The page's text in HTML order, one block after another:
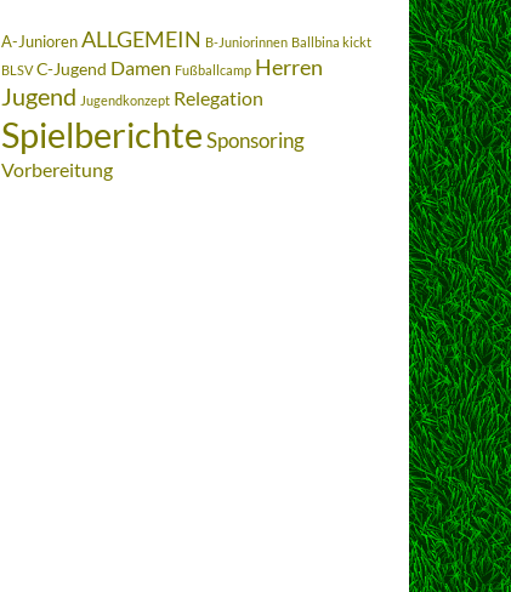
A-Junioren ALLGEMEIN B-Juniorinnen Ballbina kickt
BLSV C-Jugend Damen Fußballcamp Herren
Jugend Jugendkonzept Relegation
SpielberichteSponsoring
Vorbereitung